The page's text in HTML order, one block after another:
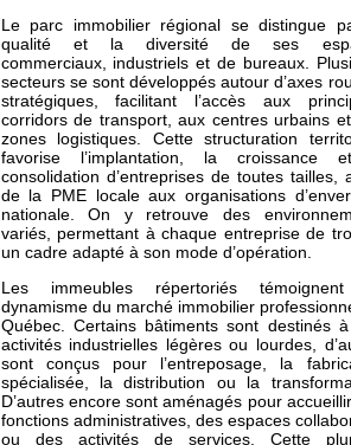
Le parc immobilier régional se distingue
qualité et la diversité de ses
commerciaux, industriels et de bureaux.
secteurs se sont développés autour d’axes
stratégiques, facilitant l’accès aux
corridors de transport, aux centres urbains
zones logistiques. Cette structuration
favorise l’implantation, la croissance
consolidation d’entreprises de toutes tailles,
de la PME locale aux organisations
nationale. On y retrouve des
variés, permettant à chaque entreprise de
un cadre adapté à son mode d’opération.
Les immeubles répertoriés
dynamisme du marché immobilier
Québec. Certains bâtiments sont destinés
activités industrielles légères ou lourdes,
sont conçus pour l’entreposage, la
spécialisée, la distribution ou la
D’autres encore sont aménagés pour
fonctions administratives, des espaces
ou des activités de services. Cette